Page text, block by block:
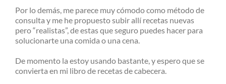
Por lo demás, me parece muy cómodo como método de
consulta y me he propuesto subir allí recetas nuevas
pero “realistas”, de estas que seguro puedes hacer para
solucionarte una comida o una cena.
De momento la estoy usando bastante, y espero que se
convierta en mi libro de recetas de cabecera.